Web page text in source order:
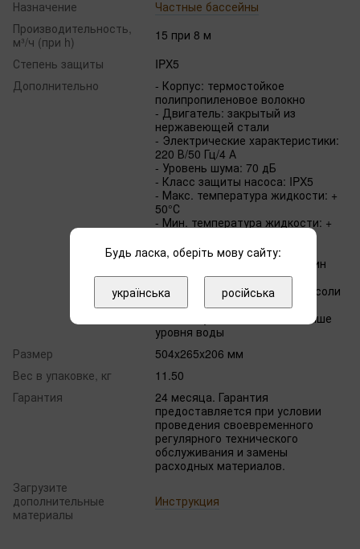
Назначение
Частные бассейны
Производительность,
м³/ч (при h)
15 при 8 м
Степень защиты
IPX5
Дополнительно
- Корпус: термостойкое
полипропиленовое волокно
- Двигатель: закрытый из
нержавеющей стали
- Электрические характеристики:
220 В/50 Гц/4 А
- Уровень шума: 70 дБ
- Класс защиты насоса: IPX5
- Макс. температура жидкости: +
50°С
- Мин. температура жидкости: +
- Давление: до 2 бар
- Обороты двигателя: 2900/мин
- Количество фаз: 1
- Допустимая концентрация соли
до 5 г/л
- Может устанавливаться выше
уровня воды
Размер
504x265x206 мм
Вес в упаковке, кг
11.50
Гарантия
24 месяца. Гарантия
предоставляется при условии
проведения своевременного
регулярного технического
обслуживания и замены
расходных материалов.
Загрузите
дополнительные
материалы
Инструкция
Будь ласка, оберіть мову сайту:
українська російська